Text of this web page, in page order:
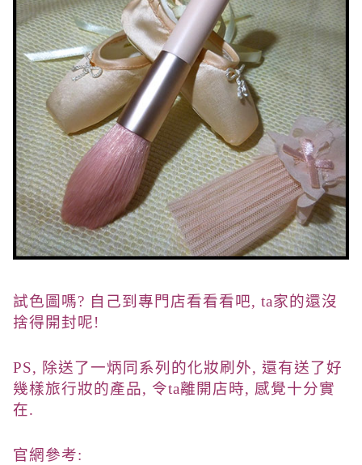
試色圖嗎? 自己到專門店看看看吧, ta家的還沒
捨得開封呢!
PS, 除送了一炳同系列的化妝刷外, 還有送了好
幾樣旅行妝的產品, 令ta離開店時, 感覺十分實
在.
官網參考: